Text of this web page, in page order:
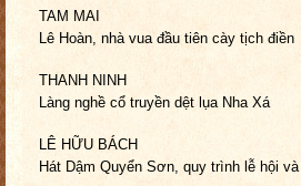
TAM MAI
Lê Hoàn, nhà vua đầu tiên cày tịch điền
THANH NINH
Làng nghề cổ truyền dệt lụa Nha Xá
LÊ HỮU BÁCH
Hát Dậm Quyển Sơn, quy trình lễ hội và